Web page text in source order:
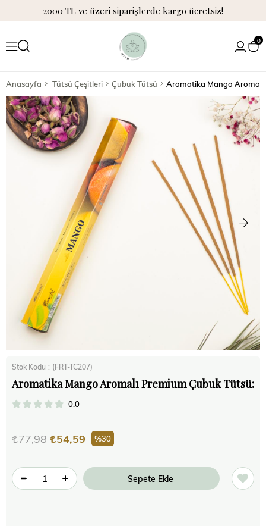
2000 TL ve üzeri siparişlerde kargo ücretsiz!
0
Anasayfa Tütsü Çeşitleri Çubuk Tütsü Aromatika Mango
Stok Kodu (FRT-TC207)
Aromatika Mango Aromalı Premium Çubuk Tütsü:
0.0
₺77,98 ₺54,59 30